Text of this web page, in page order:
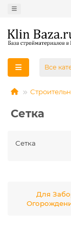
Все
Сетка
Сетка
Для